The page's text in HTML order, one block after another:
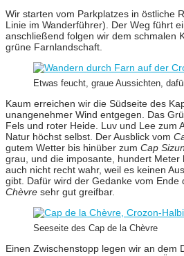
Wir starten vom Parkplatzes in östliche
Linie im Wanderführer). Der Weg führt
anschließend folgen wir dem schmalen
grüne Farnlandschaft.
Etwas feucht, graue Aussichten,
Kaum erreichen wir die Südseite des
unangenehmer Wind entgegen. Das
Fels und roter Heide. Luv und Lee zum
Natur höchst selbst. Der Ausblick vom
gutem Wetter bis hinüber zum Cap Sizun
grau, und die imposante, hundert Meter
auch nicht recht wahr, weil es keinen
gibt. Dafür wird der Gedanke vom Ende
Chèvre sehr gut greifbar.
Seeseite des Cap de la Chèvre
Einen Zwischenstopp legen wir an dem